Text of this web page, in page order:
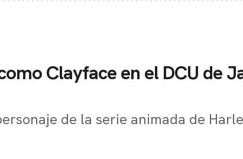
Clayface en el DCU de
de la serie animada de